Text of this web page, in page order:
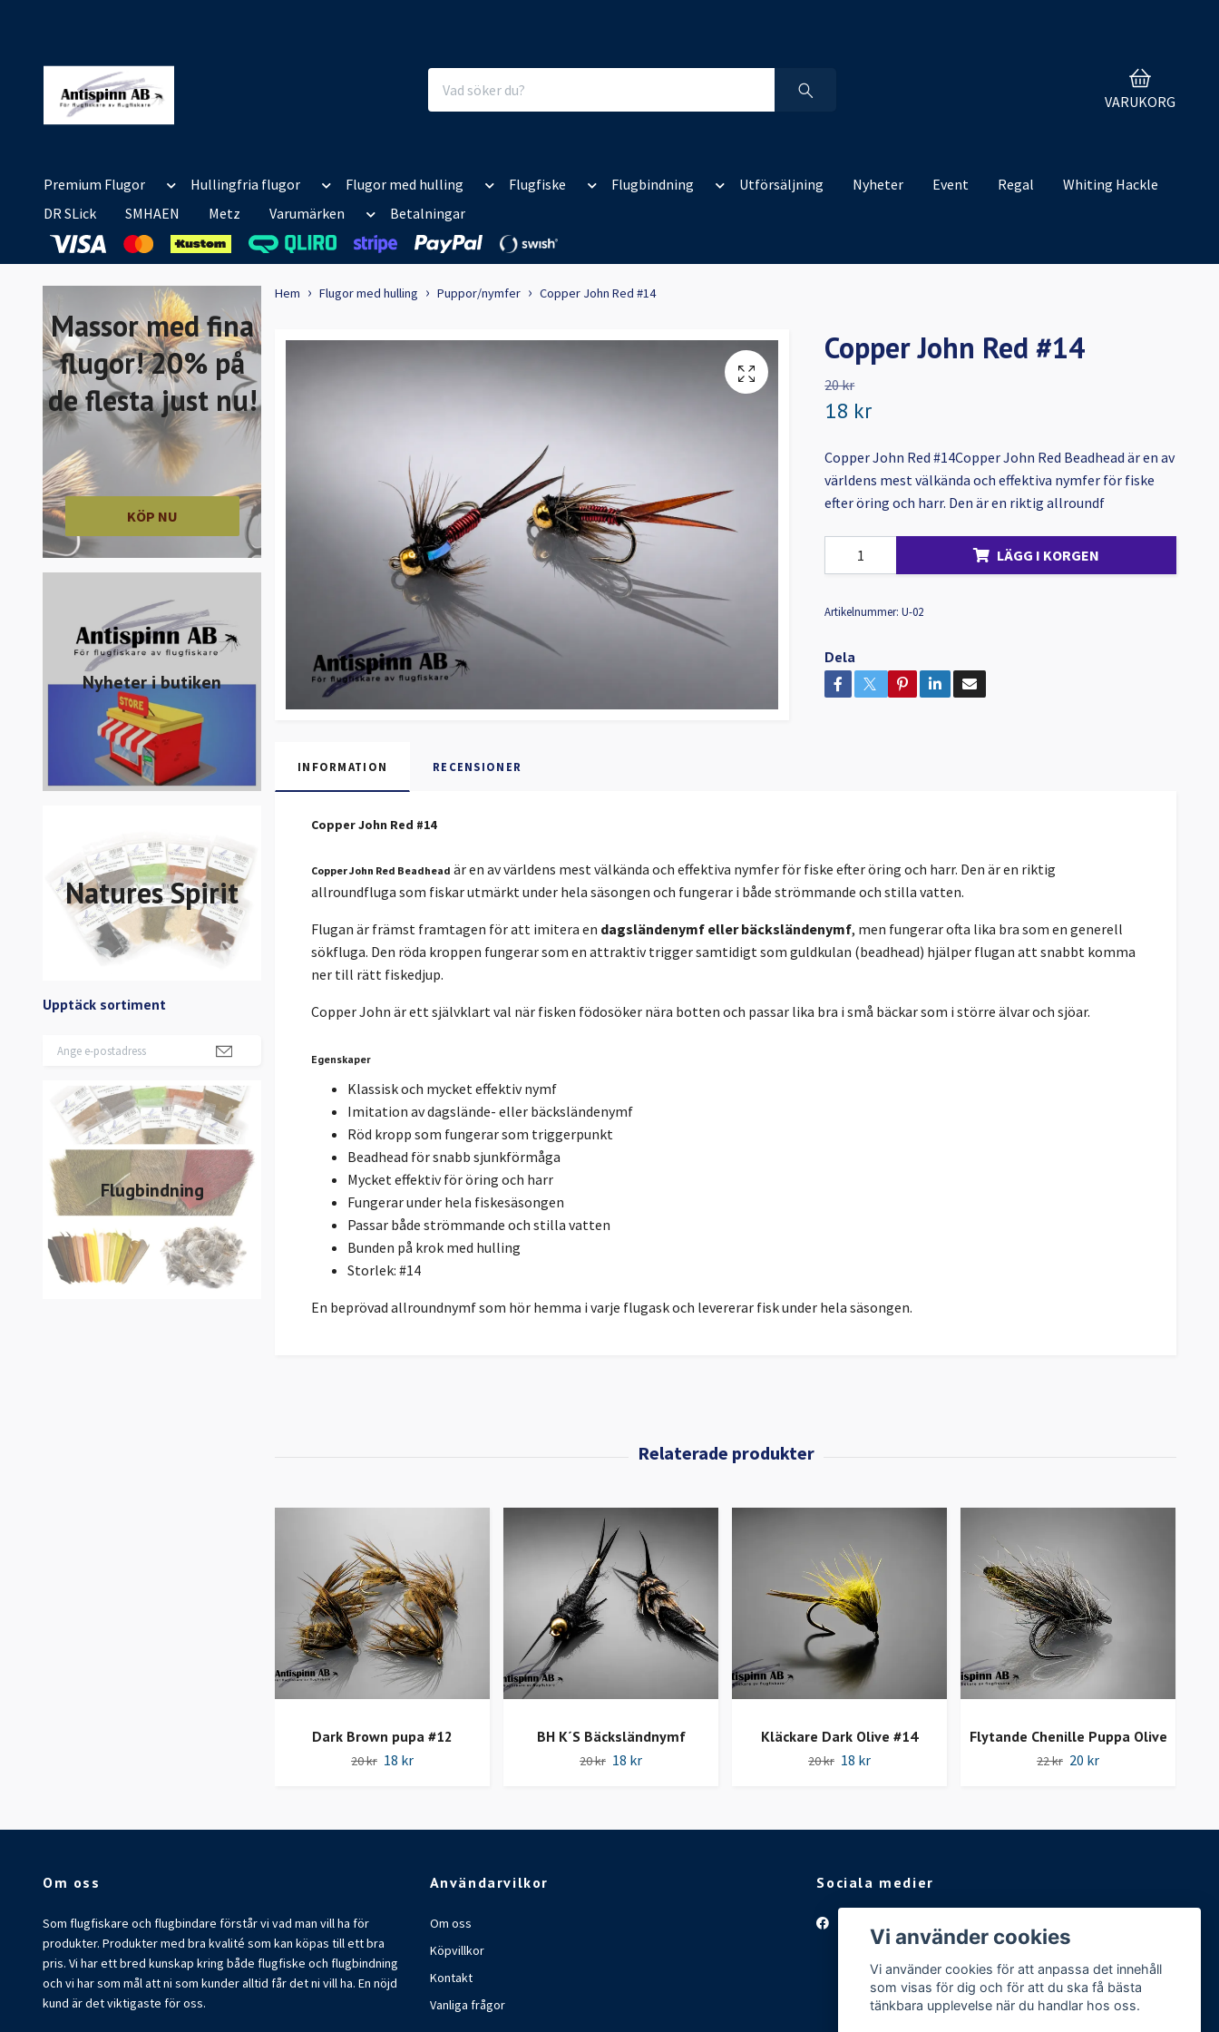
VARUKORG
Premium Flugor Hullingfria flugor Flugor med hulling Flugfiske Flugbindning Utförsäljning Nyheter Event Regal
Whiting Hackle
DR SLick
SMHAEN Metz Varumärken Betalningar
Massor med fina
flugor! 20% på
de flesta just nu!
KÖP NU
Nyheter i butiken
Natures Spirit
Upptäck sortiment
Flugbindning
Hem Flugor med hulling Puppor/nymfer Copper John Red #14
Copper John Red #14
20 kr
18 kr
Copper John Red #14Copper John Red Beadhead är en av
världens mest välkända och effektiva nymfer för fiske
efter öring och harr. Den är en riktig allroundf
LÄGG I KORGEN
Artikelnummer: U-02
Dela
INFORMATION RECENSIONER
Copper John Red #14
Copper John Red Beadhead är en av världens mest välkända och effektiva nymfer för fiske efter öring och harr. Den är en riktig
allroundfluga som fiskar utmärkt under hela säsongen och fungerar i både strömmande och stilla vatten.
Flugan är främst framtagen för att imitera en dagsländenymf eller bäcksländenymf, men fungerar ofta lika bra som en generell
sökfluga. Den röda kroppen fungerar som en attraktiv trigger samtidigt som guldkulan (beadhead) hjälper flugan att snabbt komma
ner till rätt fiskedjup.
Copper John är ett självklart val när fisken födosöker nära botten och passar lika bra i små bäckar som i större älvar och sjöar.
Egenskaper
Klassisk och mycket effektiv nymf
Imitation av dagslände- eller bäcksländenymf
Röd kropp som fungerar som triggerpunkt
Beadhead för snabb sjunkförmåga
Mycket effektiv för öring och harr
Fungerar under hela fiskesäsongen
Passar både strömmande och stilla vatten
Bunden på krok med hulling
Storlek: #14
En beprövad allroundnymf som hör hemma i varje flugask och levererar fisk under hela säsongen.
Dark Brown pupa #12
20 kr 18 kr
BH K´S Bäcksländnymf
20 kr 18 kr
Kläckare Dark Olive #14
20 kr 18 kr
Flytande Chenille Puppa Olive
22 kr 20 kr
Om oss
Som flugfiskare och flugbindare förstår vi vad man vill ha för
produkter. Produkter med bra kvalité som kan köpas till ett bra
pris. Vi har ett bred kunskap kring både flugfiske och flugbindning
och vi har som mål att ni som kunder alltid får det ni vill ha. En nöjd
kund är det viktigaste för oss.
Användarvilkor
Om oss
Köpvillkor
Kontakt
Vanliga frågor
Sociala medier
Vi använder cookies
Vi använder cookies för att anpassa det innehåll
som visas för dig och för att du ska få bästa
tänkbara upplevelse när du handlar hos oss.